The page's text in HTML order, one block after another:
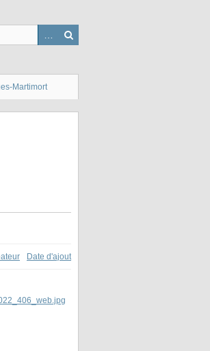
Martimort
Date d'ajout